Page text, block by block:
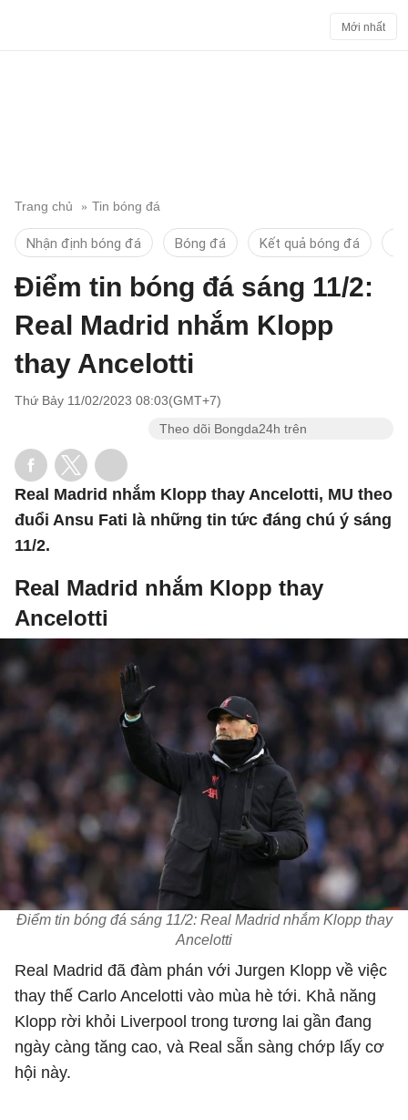
Mới nhất
Trang chủ Tin bóng đá
Nhận định bóng đá Bóng đá Kết quả bóng đá
Điểm tin bóng đá sáng 11/2:
Real Madrid nhắm Klopp
thay Ancelotti
Thứ Bảy 11/02/2023 08:03(GMT+7)
Theo dõi Bongda24h trên
Real Madrid nhắm Klopp thay Ancelotti, MU theo
đuổi Ansu Fati là những tin tức đáng chú ý sáng
11/2.
Real Madrid nhắm Klopp thay
Ancelotti
Điểm tin bóng đá sáng 11/2: Real Madrid nhắm Klopp thay
Ancelotti
Real Madrid đã đàm phán với Jurgen Klopp về việc
thay thế Carlo Ancelotti vào mùa hè tới. Khả năng
Klopp rời khỏi Liverpool trong tương lai gần đang
ngày càng tăng cao, và Real sẵn sàng chớp lấy cơ
hội này.